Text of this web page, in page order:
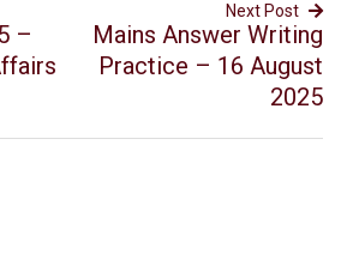
–
Next Post
Mains Answer Writing
Practice – 16 August
2025